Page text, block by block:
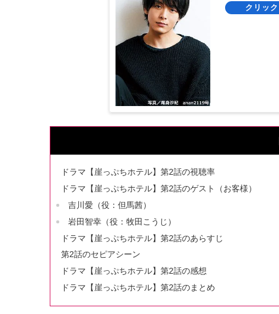
ドラマ【崖っぷちホテル】第2話の視聴率
ドラマ【崖っぷちホテル】第2話のゲスト（お客様）
吉川愛（役：但馬茜）
岩田智幸（役：牧田こうじ）
ドラマ【崖っぷちホテル】第2話のあらすじ
第2話のセピアシーン
ドラマ【崖っぷちホテル】第2話の感想
ドラマ【崖っぷちホテル】第2話のまとめ